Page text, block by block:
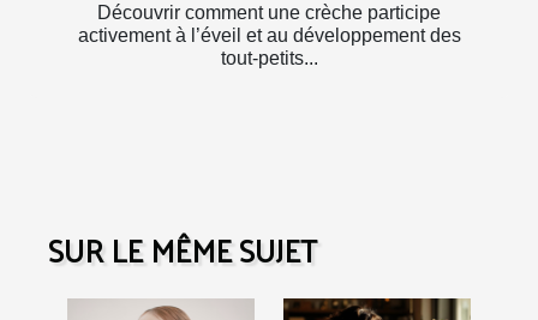
Découvrir comment une crèche participe
activement à l’éveil et au développement des
tout-petits...
SUR LE MÊME SUJET